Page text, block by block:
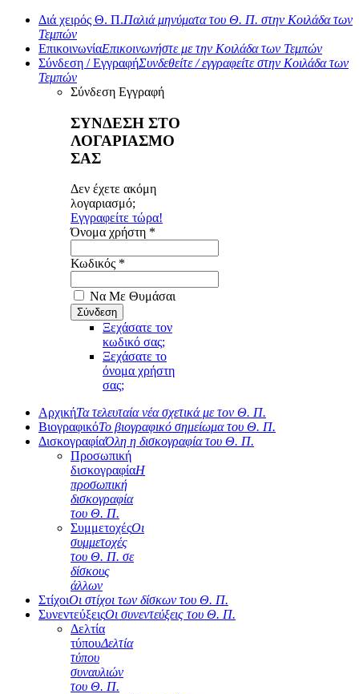
Διά χειρός Θ. Π.Παλιά μηνύματα του Θ. Π. στην Κοιλάδα των
Τεμπών
ΕπικοινωνίαΕπικοινωνήστε με την Κοιλάδα των Τεμπών
Σύνδεση / ΕγγραφήΣυνδεθείτε / εγγραφείτε στην Κοιλάδα των
Τεμπών
Σύνδεση Εγγραφή
ΣΥΝΔΕΣΗ ΣΤΟ
ΛΟΓΑΡΙΑΣΜΟ
ΣΑΣ
Δεν έχετε ακόμη
λογαριασμό;
Εγγραφείτε τώρα!
Όνομα χρήστη *
Κωδικός *
Να Με Θυμάσαι
Ξεχάσατε τον
κωδικό σας;
Ξεχάσατε το
όνομα χρήστη
σας;
ΑρχικήΤα τελευταία νέα σχετικά με τον Θ. Π.
ΒιογραφικόΤο βιογραφικό σημείωμα του Θ. Π.
ΔισκογραφίαΌλη η δισκογραφία του Θ. Π.
Προσωπική
δισκογραφίαΗ
προσωπική
δισκογραφία
του Θ. Π.
ΣυμμετοχέςΟι
συμμετοχές
του Θ. Π. σε
δίσκους
άλλων
ΣτίχοιΟι στίχοι των δίσκων του Θ. Π.
ΣυνεντεύξειςΟι συνεντεύξεις του Θ. Π.
Δελτία
τύπουΔελτία
τύπου
συναυλιών
του Θ. Π.